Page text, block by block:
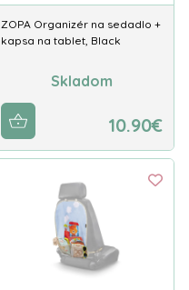
ZOPA Organizér na sedadlo +
kapsa na tablet, Black
Skladom
10.90€